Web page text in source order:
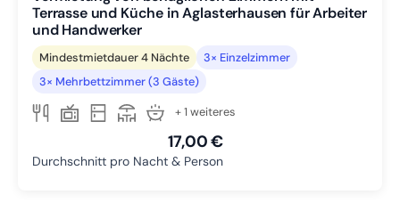
Terrasse und Küche in Aglasterhausen für Arbeiter
und Handwerker
Mindestmietdauer 4 Nächte
3× Einzelzimmer
3× Mehrbettzimmer (3 Gäste)
+ 1 weiteres
17,00 €
Durchschnitt pro Nacht & Person